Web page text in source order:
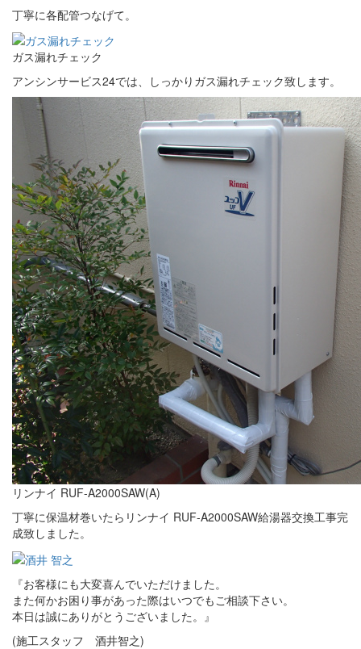
丁寧に各配管つなげて。
ガス漏れチェック
アンシンサービス24では、しっかりガス漏れチェック致します。
リンナイ RUF-A2000SAW(A)
丁寧に保温材巻いたらリンナイ RUF-A2000SAW給湯器交換工事完
成致しました。
『お客様にも大変喜んでいただけました。
また何かお困り事があった際はいつでもご相談下さい。
本日は誠にありがとうございました。』
(施工スタッフ 酒井智之)